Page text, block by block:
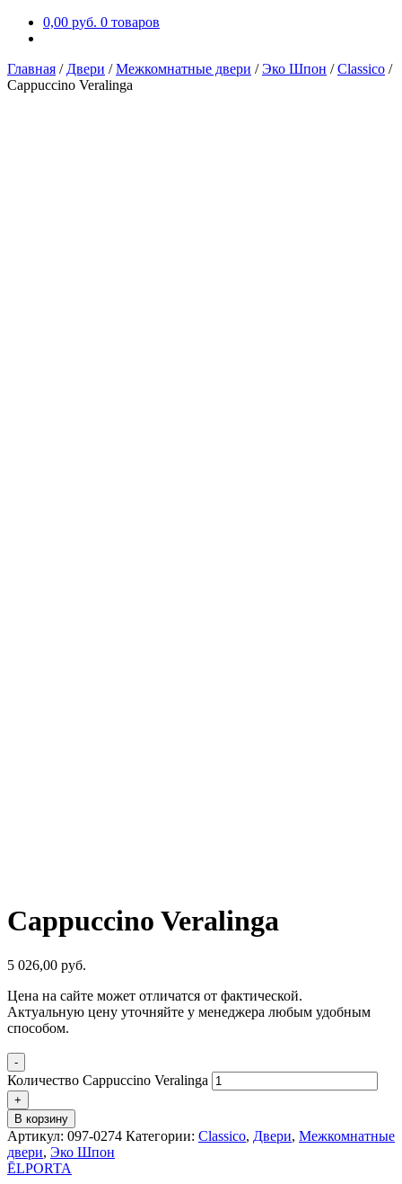
0,00 руб. 0 товаров
Главная / Двери /Межкомнатные двери /Эко Шпон /Classico /
Cappuccino Veralinga
Cappuccino Veralinga
5 026,00 руб.
Цена на сайте может отличатся от фактической.
Актуальную цену уточняйте у менеджера любым удобным
способом.
-
Количество Cappuccino Veralinga
+
В корзину
Артикул: 097-0274 Категории: Classico, Двери, Межкомнатные
двери, Эко Шпон
ĒLPORTA